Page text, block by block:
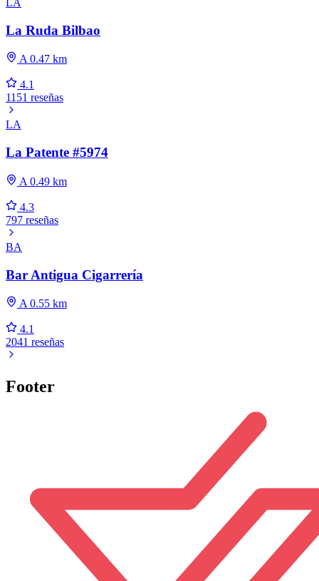
LA
La Ruda Bilbao
A 0.47 km
4.1
1151 reseñas
LA
La Patente #5974
A 0.49 km
4.3
797 reseñas
BA
Bar Antigua Cigarrería
A 0.55 km
4.1
2041 reseñas
Footer